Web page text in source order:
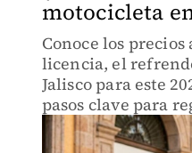
motocicleta
Conoce los
licencia, el
Jalisco para este
pasos clave para
motocicleta